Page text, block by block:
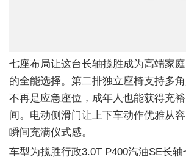
七座布局让这台长轴揽胜成为高端家
的全能选择。第二排独立座椅支持多
不再是应急座位，成年人也能获得充
间。电动侧滑门让上下车动作优雅从
瞬间充满仪式感。
车型为揽胜行政3.0T P400汽油SE长